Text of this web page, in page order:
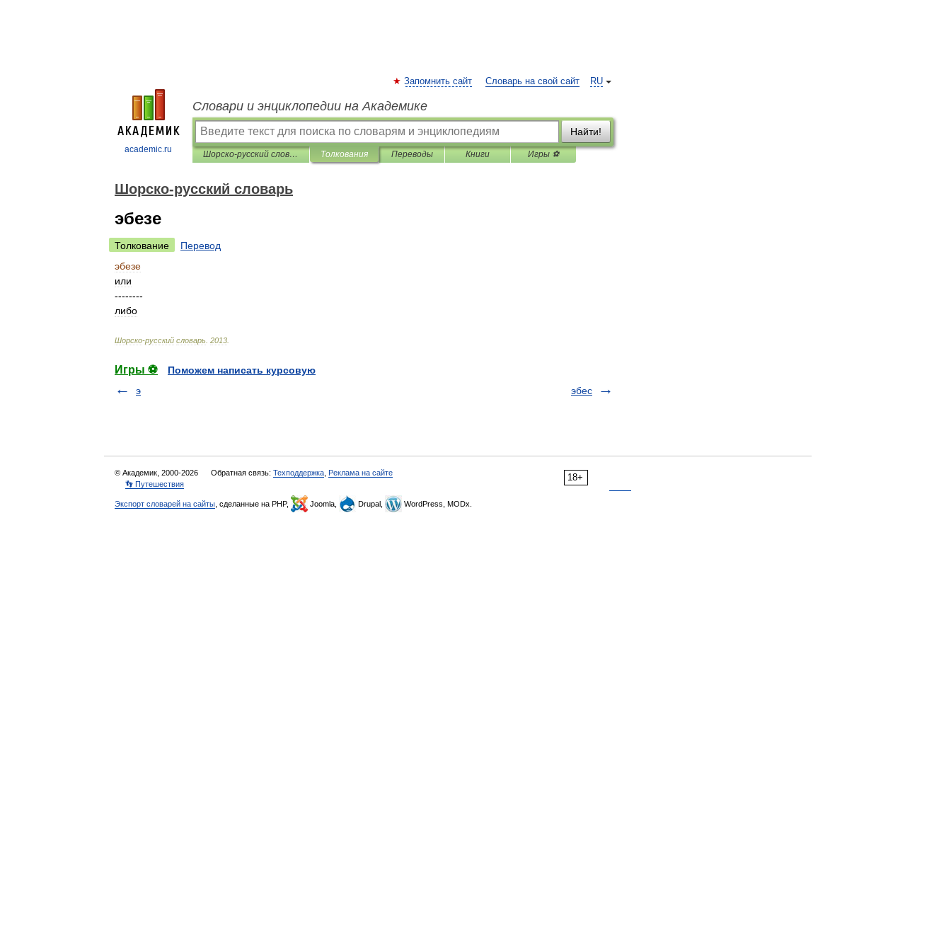
academic.ru
RU
Запомнить сайт Словарь на свой сайт
Словари и энциклопедии на Академике
Найти!
Шорско-русский словарь Толкования Переводы Книги Игры ⚽
Шорско-русский словарь
эбезе
Толкование
Перевод
эбезе
или
--------
либо
Шорско-русский словарь 2013
Игры ⚽
Поможем написать курсовую
э
эбес
18+
© Академик, 2000-2026 Обратная связь: Техподдержка Реклама на сайте
👣 Путешествия
Экспорт словарей на сайты , сделанные на PHP, Joomla, Drupal, WordPress, MODx.